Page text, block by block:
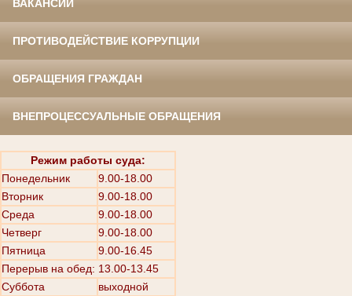
ВАКАНСИИ
ПРОТИВОДЕЙСТВИЕ КОРРУПЦИИ
ОБРАЩЕНИЯ ГРАЖДАН
ВНЕПРОЦЕССУАЛЬНЫЕ ОБРАЩЕНИЯ
Режим работы суда:
Понедельник
9.00-18.00
Вторник
9.00-18.00
Среда
9.00-18.00
Четверг
9.00-18.00
Пятница
9.00-16.45
Перерыв на обед: 13.00-13.45
Суббота
выходной